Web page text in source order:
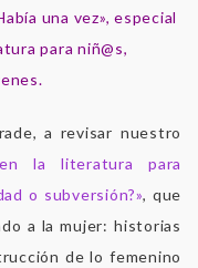
una vez», especial
para niñ@s,
a revisar nuestro
en la literatura para
o subversión?», que
a la mujer: historias
de lo femenino